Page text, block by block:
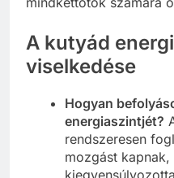
A kutyád
viselkedése
Hogyan
energiaszintjét?
rendszeresen
mozgást kapnak,